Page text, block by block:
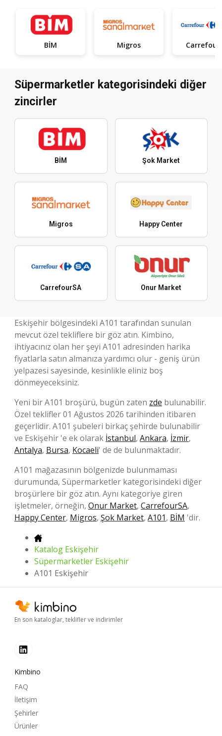
BİM Migros
Süpermarketler kategorisindeki diğer
zincirler
BİM Şok Market
Migros Happy Center
CarrefourSA Onur Market
Eskişehir bölgesindeki A101 tarafından sunulan
mevcut özel tekliflere bir göz atın. Kimbino,
ihtiyacınız olan her şeyi A101 adresinden harika
fiyatlarla satın almanıza yardımcı olur - geniş ürün
yelpazesi sayesinde, kesinlikle eliniz boş
dönmeyeceksiniz.
Yeni bir A101 broşürü, bugün zaten zde bulunabilir.
Özel teklifler 01 Ağustos 2026 tarihinden itibaren
geçerlidir. A101 şubeleri birkaç şehirde bulunabilir
ve Eskişehir 'e ek olarak İstanbul, Ankara, İzmir,
Antalya, Bursa, Kocaeli' de de bulunmaktadır.
A101 mağazasının bölgenizde bulunmaması
durumunda, Süpermarketler kategorisindeki diğer
broşürlere bir göz atın. Aynı kategoriye giren
işletmeler, örneğin, Onur Market, CarrefourSA,
Happy Center, Migros, Şok Market, A101, BİM 'dir.
Katalog Eskişehir
Süpermarketler Eskişehir
A101 Eskişehir
En son kataloglar, teklifler ve indirimler
Kimbino
FAQ
İletişim
Şehirler
Ürünler